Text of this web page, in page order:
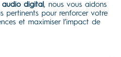
digital , nous vous aidons
pertinents pour renforcer votre
et maximiser l’impact de